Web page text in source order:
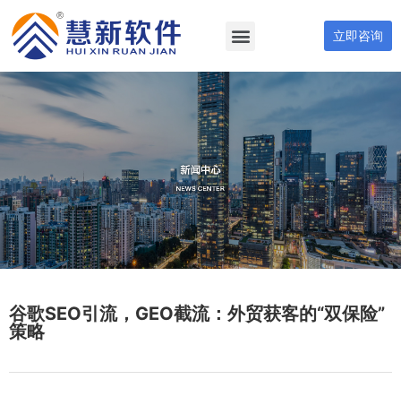
立即咨询
谷歌SEO引流，GEO截流：外贸获客的“双保险”
策略